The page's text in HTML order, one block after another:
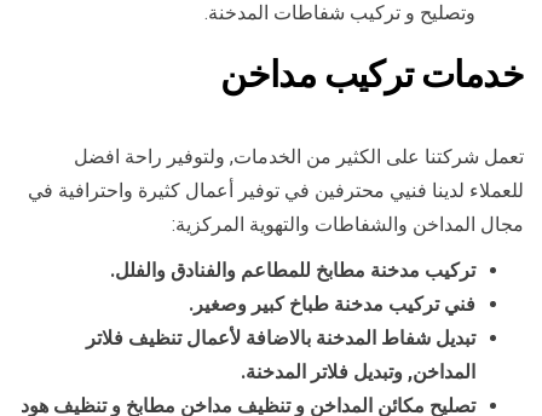
وتصليح و تركيب شفاطات المدخنة.
خدمات تركيب مداخن
تعمل شركتنا على الكثير من الخدمات, ولتوفير راحة افضل
للعملاء لدينا فنيي محترفين في توفير أعمال كثيرة واحترافية في
مجال المداخن والشفاطات والتهوية المركزية:
تركيب مدخنة مطابخ للمطاعم والفنادق والفلل.
فني تركيب مدخنة طباخ كبير وصغير.
تبديل شفاط المدخنة بالاضافة لأعمال تنظيف فلاتر
المداخن, وتبديل فلاتر المدخنة.
تصليح مكائن المداخن و تنظيف مداخن مطابخ و تنظيف هود